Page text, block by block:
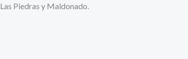
Piedras y Maldonado.